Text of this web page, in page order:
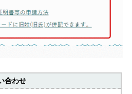
合わせ